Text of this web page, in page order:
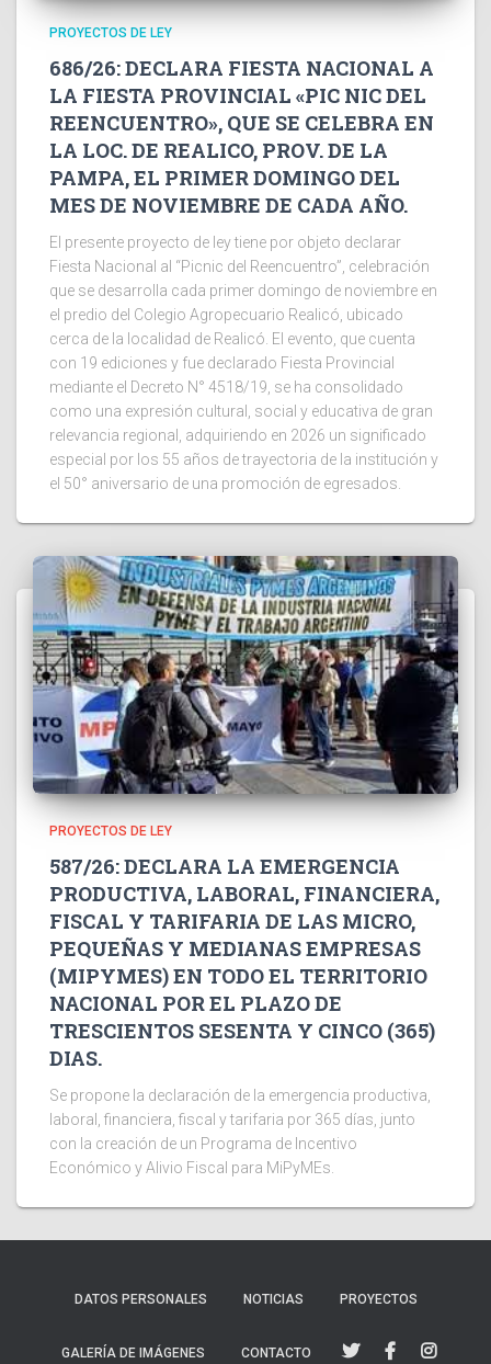
PROYECTOS DE LEY
686/26: DECLARA FIESTA NACIONAL A
LA FIESTA PROVINCIAL «PIC NIC DEL
REENCUENTRO», QUE SE CELEBRA EN
LA LOC. DE REALICO, PROV. DE LA
PAMPA, EL PRIMER DOMINGO DEL
MES DE NOVIEMBRE DE CADA AÑO.
El presente proyecto de ley tiene por objeto declarar
Fiesta Nacional al “Picnic del Reencuentro”, celebración
que se desarrolla cada primer domingo de noviembre en
el predio del Colegio Agropecuario Realicó, ubicado
cerca de la localidad de Realicó. El evento, que cuenta
con 19 ediciones y fue declarado Fiesta Provincial
mediante el Decreto N° 4518/19, se ha consolidado
como una expresión cultural, social y educativa de gran
relevancia regional, adquiriendo en 2026 un significado
especial por los 55 años de trayectoria de la institución y
el 50° aniversario de una promoción de egresados.
PROYECTOS DE LEY
587/26: DECLARA LA EMERGENCIA
PRODUCTIVA, LABORAL, FINANCIERA,
FISCAL Y TARIFARIA DE LAS MICRO,
PEQUEÑAS Y MEDIANAS EMPRESAS
(MIPYMES) EN TODO EL TERRITORIO
NACIONAL POR EL PLAZO DE
TRESCIENTOS SESENTA Y CINCO (365)
DIAS.
Se propone la declaración de la emergencia productiva,
laboral, financiera, fiscal y tarifaria por 365 días, junto
con la creación de un Programa de Incentivo
Económico y Alivio Fiscal para MiPyMEs.
DATOS PERSONALES NOTICIAS PROYECTOS
GALERÍA DE IMÁGENES CONTACTO